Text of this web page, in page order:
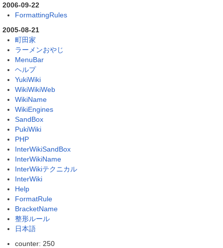
2006-09-22
FormattingRules
2005-08-21
町田家
ラーメンおやじ
MenuBar
ヘルプ
YukiWiki
WikiWikiWeb
WikiName
WikiEngines
SandBox
PukiWiki
PHP
InterWikiSandBox
InterWikiName
InterWikiテクニカル
InterWiki
Help
FormatRule
BracketName
整形ルール
日本語
counter: 250